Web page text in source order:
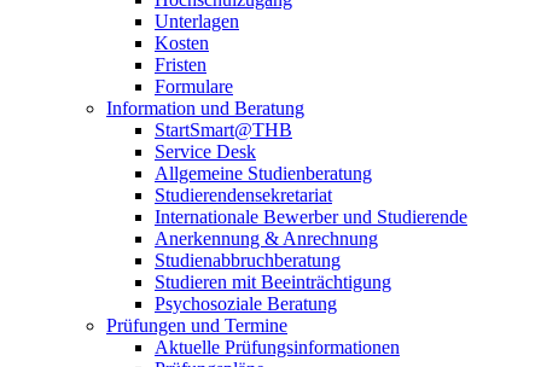
Unterlagen
Kosten
Fristen
Formulare
Information und Beratung
StartSmart@THB
Service Desk
Allgemeine Studienberatung
Studierendensekretariat
Internationale Bewerber und Studierende
Anerkennung & Anrechnung
Studienabbruchberatung
Studieren mit Beeinträchtigung
Psychosoziale Beratung
Prüfungen und Termine
Aktuelle Prüfungsinformationen